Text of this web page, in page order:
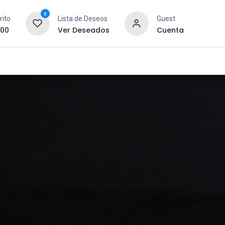
0
Lista de Deseos
Ver Deseados
Guest
Cuenta